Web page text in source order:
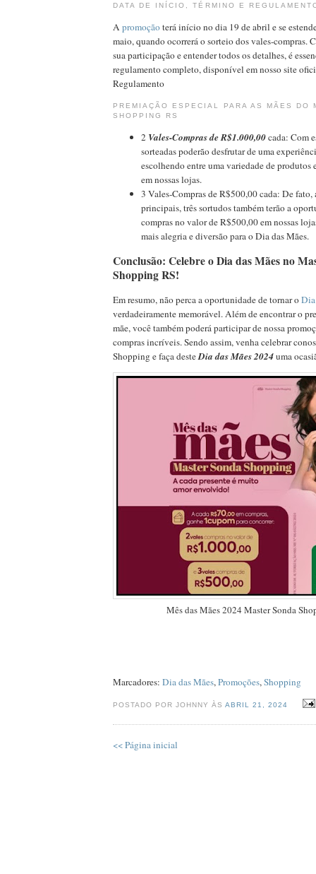
DATA DE INÍCIO, TÉRMINO E
A promoçãoterá início no dia 19 de abril e se
maio, quando ocorrerá o sorteio dos vales-compras.
sua participação e entender todos os detalhes, é
regulamento completo, disponível em nosso site
Regulamento
PREMIAÇÃO ESPECIAL PARA AS MÃES DO
SHOPPING RS
2 Vales-Compras de R$1.000,00cada: Com
sorteadas poderão desfrutar de uma
escolhendo entre uma variedade de produtos
em nossas lojas.
3 Vales-Compras de R$500,00 cada: De fato,
principais, três sortudos também terão a
compras no valor de R$500,00 em nossas
mais alegria e diversão para o Dia das Mães.
Conclusão: Celebre o Dia das Mães no
Shopping RS!
Em resumo, não perca a oportunidade de tornar oDia
verdadeiramente memorável. Além de encontrar o
mãe, você também poderá participar de nossa
compras incríveis. Sendo assim, venha celebrar
Shopping e faça desteDia das Mães 2024uma
Mês das Mães 2024 Master Sonda
Marcadores: Dia das Mães,Promoções,Shopping
POSTADO POR JOHNNY ÀSABRIL 21, 2024
<< Página inicial